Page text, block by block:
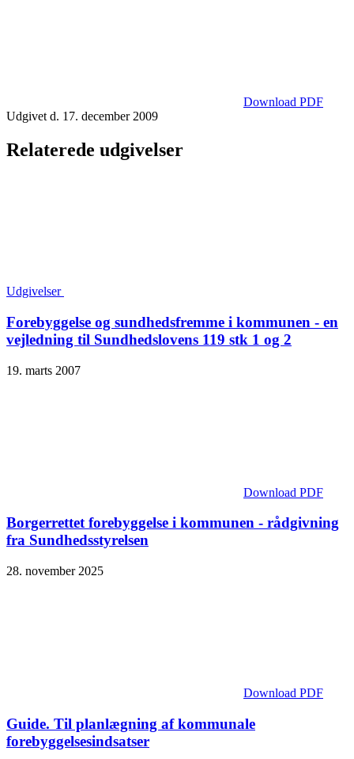
Download PDF
Udgivet d. 17. december 2009
Relaterede udgivelser
Udgivelser
Forebyggelse og sundhedsfremme i kommunen - en
vejledning til Sundhedslovens 119 stk 1 og 2
19. marts 2007
Download PDF
Borgerrettet forebyggelse i kommunen - rådgivning
fra Sundhedsstyrelsen
28. november 2025
Download PDF
Guide. Til planlægning af kommunale
forebyggelsesindsatser